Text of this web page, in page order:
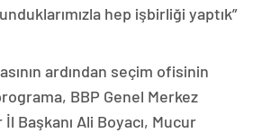
hep işbirliği yaptık”
ardından seçim ofisinin
programa, BBP Genel Merkez
Başkanı Ali Boyacı, Mucur